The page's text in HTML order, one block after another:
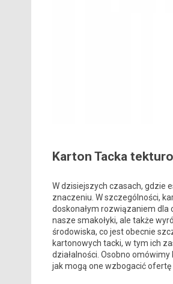
Karton Tacka
W dzisiejszych czasach, gdzie
znaczeniu. W szczególności,
doskonałym rozwiązaniem dla
nasze smakołyki, ale także
środowiska, co jest obecnie
kartonowych tacki, w tym ich
działalności. Osobno
jak mogą one wzbogacić ofertę